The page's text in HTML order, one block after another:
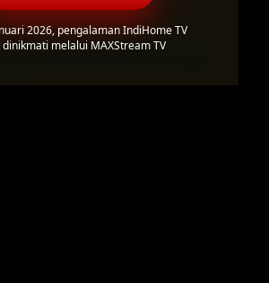
2026, pengalaman IndiHome TV
melalui MAXStream TV